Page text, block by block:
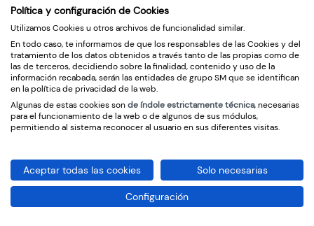
Política y configuración de Cookies
Utilizamos Cookies u otros archivos de funcionalidad similar.
En todo caso, te informamos de que los responsables de las Cookies y del
tratamiento de los datos obtenidos a través tanto de las propias como de
las de terceros, decidiendo sobre la finalidad, contenido y uso de la
información recabada, serán las entidades de grupo SM que se identifican
en la política de privacidad de la web.
Algunas de estas cookies sonde índole estrictamente técnica, necesarias
para el funcionamiento de la web o de algunos de sus módulos,
permitiendo al sistema reconocer al usuario en sus diferentes visitas.
Aceptar todas las cookies Solo necesarias
Configuración